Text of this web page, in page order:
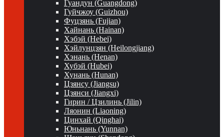
Гуандун (Guangdong)
Гуйчжоу (Guizhou)
Фуцзянь (Fujian)
Хайнань (Hainan)
Хэбэй (Hebei)
Хэйлунцзян (Heilongjiang)
Хэнань (Henan)
Хубэй (Hubei)
Хунань (Hunan)
Цзянсу (Jiangsu)
Цзянси (Jiangxi)
Гирин / Цзилинь (Jilin)
Ляонин (Liaoning)
Цинхай (Qinghai)
Юньнань (Yunnan)